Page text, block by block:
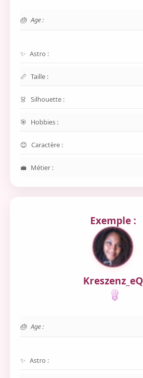
Age :
Astro :
Taille :
Silhouette :
Hobbies :
Caractère :
Métier :
Exemple :
Kreszenz_eQ
Age :
Astro :